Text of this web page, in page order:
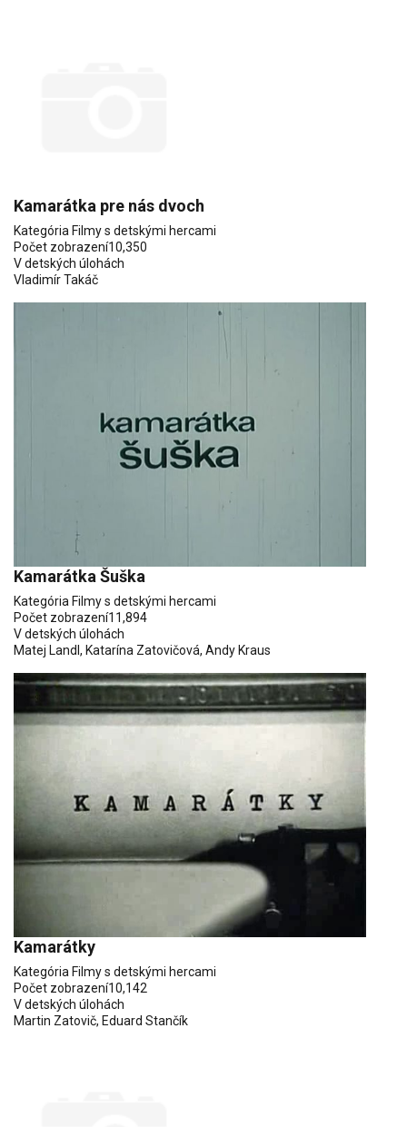
Kamarátka pre nás dvoch
Kategória Filmy s detskými hercami
Počet zobrazení10,350
V detských úlohách
Vladimír Takáč
Kamarátka Šuška
Kategória Filmy s detskými hercami
Počet zobrazení11,894
V detských úlohách
Matej Landl , Katarína Zatovičová, Andy Kraus
Kamarátky
Kategória Filmy s detskými hercami
Počet zobrazení10,142
V detských úlohách
Martin Zatovič, Eduard Stančík